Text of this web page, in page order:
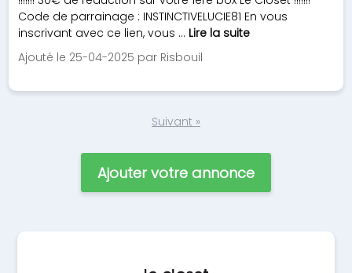
Code de parrainage : INSTINCTIVELUCIE81 En vous
inscrivant avec ce lien, vous ... Lire la suite
Ajouté le 25-04-2025 par Risbouil
Suivant »
Ajouter votre annonce